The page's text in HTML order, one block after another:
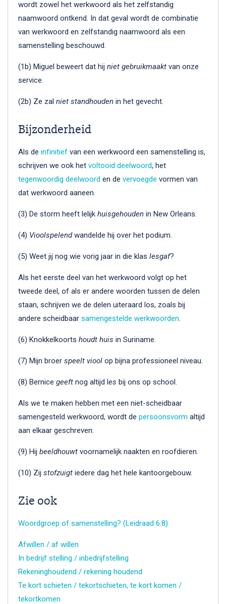
wordt zowel het werkwoord als het zelfstandig
naamwoord ontkend. In dat geval wordt de combinatie
van werkwoord en zelfstandig naamwoord als een
samenstelling beschouwd.
(1b) Miguel beweert dat hij niet gebruikmaakt van onze
service.
(2b) Ze zal niet standhouden in het gevecht.
Bijzonderheid
Als de infinitief van een werkwoord een samenstelling is,
schrijven we ook het voltooid deelwoord, het
tegenwoordig deelwoord en de vervoegde vormen van
dat werkwoord aaneen.
(3) De storm heeft lelijk huisgehouden in New Orleans.
(4) Vioolspelendwandelde hij over het podium.
(5) Weet jij nog wie vorig jaar in die klas lesgaf?
Als het eerste deel van het werkwoord volgt op het
tweede deel, of als er andere woorden tussen de delen
staan, schrijven we de delen uiteraard los, zoals bij
andere scheidbaar samengestelde werkwoorden.
(6) Knokkelkoorts houdt huis in Suriname.
(7) Mijn broer speelt viool op bijna professioneel niveau.
(8) Bernice geeft nog altijd les bij ons op school.
Als we te maken hebben met een niet-scheidbaar
samengesteld werkwoord, wordt de persoonsvorm altijd
aan elkaar geschreven:
(9) Hij beeldhouwt voornamelijk naakten en roofdieren.
(10) Zij stofzuigt iedere dag het hele kantoorgebouw.
Zie ook
Woordgroep of samenstelling? (Leidraad 6.8)
Afwillen / af willen
In bedrijf stelling / inbedrijfstelling
Rekeninghoudend / rekening houdend
Te kort schieten / tekortschieten, te kort komen /
tekortkomen